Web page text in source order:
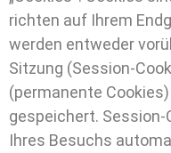
richten auf Ihrem
werden entweder
Sitzung (Session-
(permanente
gespeichert. Session-
Ihres Besuchs